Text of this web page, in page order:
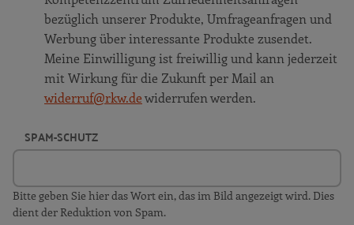
bezüglich unserer Produkte, Umfrageanfragen und
Werbung über interessante Produkte zusendet.
Meine Einwilligung ist freiwillig und kann jederzeit
mit Wirkung für die Zukunft per Mail an
widerruf@rkw.dewiderrufen werden.
SPAM-SCHUTZ
Bitte geben Sie hier das Wort ein, das im Bild angezeigt wird. Dies
dient der Reduktion von Spam.